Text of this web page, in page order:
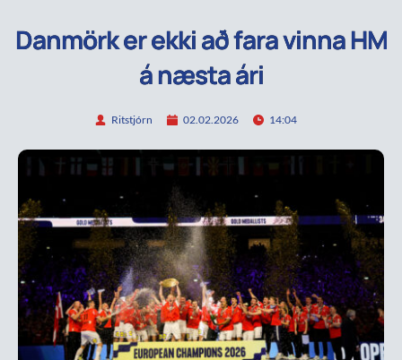
Danmörk er ekki að fara vinna HM
á næsta ári
Ritstjórn 02.02.2026 14:04